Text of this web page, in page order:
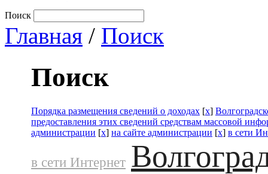
Поиск
Главная / Поиск
Поиск
Порядка размещения сведений о доходах [x]
предоставления этих сведений средствам массовой
администрации [x] на сайте администрации [x] в сети
в сети Интернет